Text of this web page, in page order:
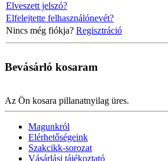
Elveszett jelszó?
Elfelejtette felhasználónevét?
Nincs még fiókja? Regisztráció
Bevásárló kosaram
Az Ön kosara pillanatnyilag üres.
Magunkról
Elérhetőségeink
Szakcikk-sorozat
Vásárlási tájékoztató